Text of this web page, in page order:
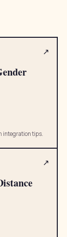
integration tips.
↗
↗